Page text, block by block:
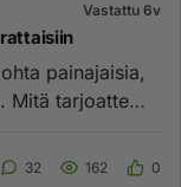
Vastattu 6v
painajaisia,
Mitä tarjoatte
32 162 0